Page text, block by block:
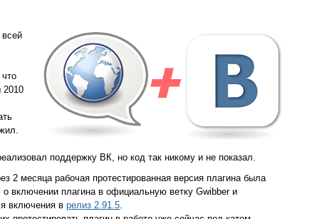
2010
поддержку ВК, но код так никому и не показал.
2 месяца рабочая протестированная версия плагина была
включении плагина в официальную ветку Gwibber и
включения врелиз 2.91.5.